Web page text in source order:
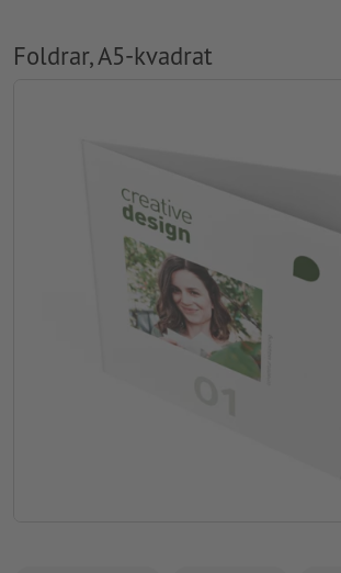
Foldrar, A5-kvadrat